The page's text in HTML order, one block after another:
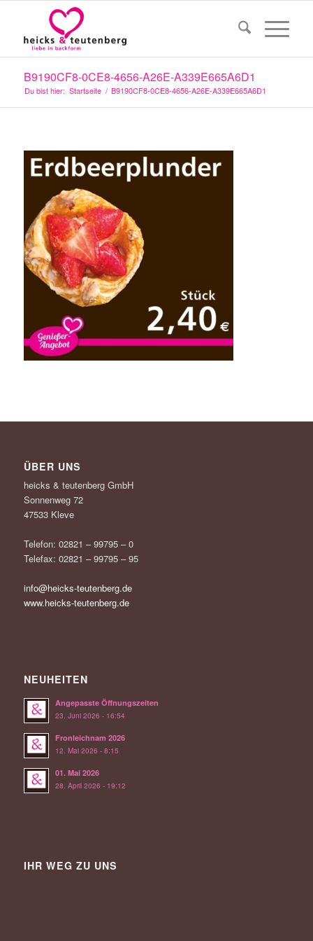
B9190CF8-0CE8-4656-A26E-A339E665A6D1
Du bist hier: Startseite / B9190CF8-0CE8-4656-A26E-A339E665A6D1
ÜBER UNS
heicks & teutenberg GmbH
Sonnenweg 72
47533 Kleve
Telefon: 02821 – 99795 – 0
Telefax: 02821 – 99795 – 95
info@heicks-teutenberg.de
www.heicks-teutenberg.de
NEUHEITEN
Angepasste Öffnungszeiten
23. Juni 2026 - 16:54
Fronleichnam 2026
12. Mai 2026 - 8:15
01. Mai 2026
28. April 2026 - 19:12
IHR WEG ZU UNS